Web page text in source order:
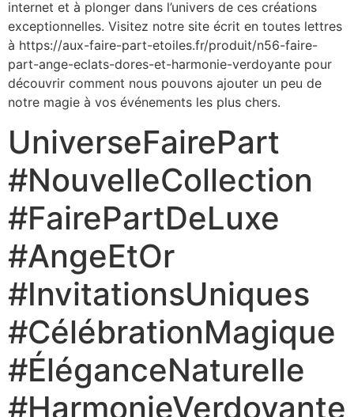
internet et à plonger dans l’univers de ces créations
exceptionnelles. Visitez notre site écrit en toutes lettres
à https://aux-faire-part-etoiles.fr/produit/n56-faire-
part-ange-eclats-dores-et-harmonie-verdoyante pour
découvrir comment nous pouvons ajouter un peu de
notre magie à vos événements les plus chers.
UniverseFairePart
#NouvelleCollection
#FairePartDeLuxe
#AngeEtOr
#InvitationsUniques
#CélébrationMagique
#ÉléganceNaturelle
#HarmonieVerdoyante